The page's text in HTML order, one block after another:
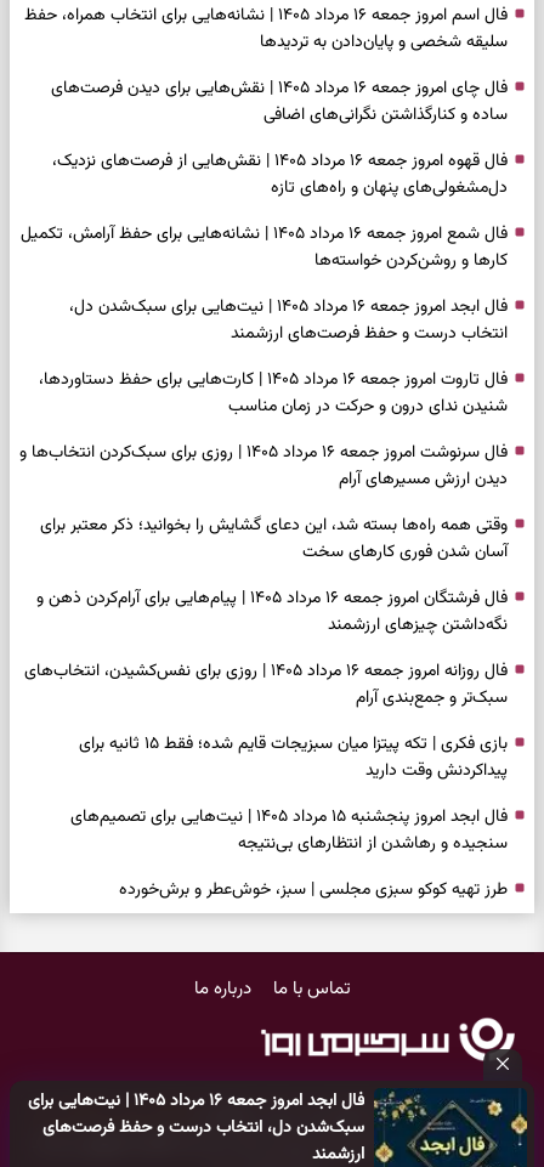
فال ابجد امروز جمعه ۱۶ مرداد ۱۴۰۵ | نیت‌هایی برای
سبک‌شدن دل، انتخاب درست و حفظ فرصت‌های
ارزشمند
فال اسم امروز جمعه ۱۶ مرداد ۱۴۰۵ | نشانه‌هایی برای انتخاب همراه، حفظ
سلیقه شخصی و پایان‌دادن به تردیدها
فال چای امروز جمعه ۱۶ مرداد ۱۴۰۵ | نقش‌هایی برای دیدن فرصت‌های
ساده و کنارگذاشتن نگرانی‌های اضافی
فال قهوه امروز جمعه ۱۶ مرداد ۱۴۰۵ | نقش‌هایی از فرصت‌های نزدیک،
دل‌مشغولی‌های پنهان و راه‌های تازه
فال شمع امروز جمعه ۱۶ مرداد ۱۴۰۵ | نشانه‌هایی برای حفظ آرامش، تکمیل
کارها و روشن‌کردن خواسته‌ها
فال ابجد امروز جمعه ۱۶ مرداد ۱۴۰۵ | نیت‌هایی برای سبک‌شدن دل،
انتخاب درست و حفظ فرصت‌های ارزشمند
فال تاروت امروز جمعه ۱۶ مرداد ۱۴۰۵ | کارت‌هایی برای حفظ دستاوردها،
شنیدن ندای درون و حرکت در زمان مناسب
فال سرنوشت امروز جمعه ۱۶ مرداد ۱۴۰۵ | روزی برای سبک‌کردن انتخاب‌ها و
دیدن ارزش مسیرهای آرام
وقتی همه راه‌ها بسته شد، این دعای گشایش را بخوانید؛ ذکر معتبر برای
آسان شدن فوری کارهای سخت
فال فرشتگان امروز جمعه ۱۶ مرداد ۱۴۰۵ | پیام‌هایی برای آرام‌کردن ذهن و
نگه‌داشتن چیزهای ارزشمند
فال روزانه امروز جمعه ۱۶ مرداد ۱۴۰۵ | روزی برای نفس‌کشیدن، انتخاب‌های
سبک‌تر و جمع‌بندی آرام
بازی فکری | تکه پیتزا میان سبزیجات قایم شده؛ فقط ۱۵ ثانیه برای
پیداکردنش وقت دارید
فال ابجد امروز پنجشنبه ۱۵ مرداد ۱۴۰۵ | نیت‌هایی برای تصمیم‌های
سنجیده و رهاشدن از انتظارهای بی‌نتیجه
طرز تهیه کوکو سبزی مجلسی | سبز، خوش‌عطر و برش‌خورده
باارزش‌ترین چیز زندگی‌تان را نشان می‌دهد
انتخاب مسیرهای کم‌هزینه‌تر
برای خانه‌دار شدن این دعا را بخوانید | دعایی کوتاه برای رسیدن به خانه‌ای
تماس با ما درباره ما
کلیه حقوق مادی و معنوی این سایت متعلق بهپایگاه خبری سرگرمی روز
می‌باشد و هر گونه کپی‌برداری توسط دیگر سایت‌ها
اکیدا ممنوع
می‌باشد